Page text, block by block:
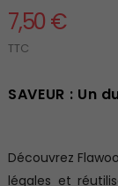
7,50 €
TTC
SAVEUR : Un
Découvrez
légales et